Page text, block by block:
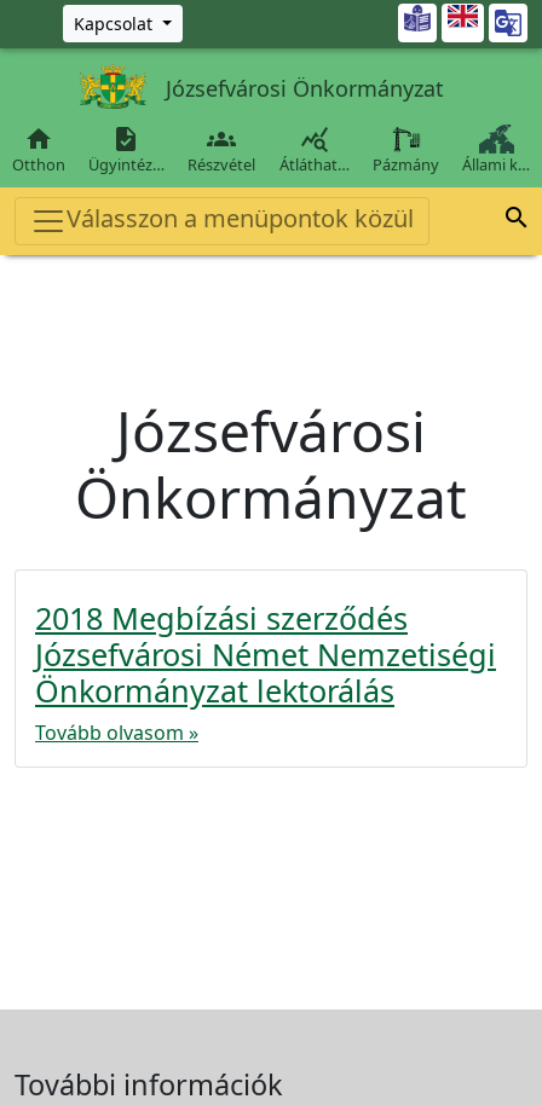
Ugrás a fő tartalomra
Kapcsolat 
Józsefvárosi Önkormányzat

Otthon

Ügyintéz…

Részvétel

Átláthat… Pázmány Állami k…
Válasszon a menüpontok közül 
Józsefvárosi
Önkormányzat
2018 Megbízási szerződés
Józsefvárosi Német Nemzetiségi
Önkormányzat lektorálás
Tovább olvasom »
További információk